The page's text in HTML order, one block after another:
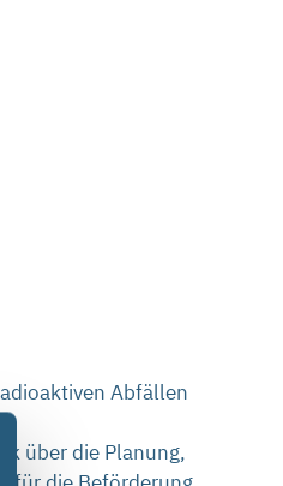
Abfällen
über die Planung,